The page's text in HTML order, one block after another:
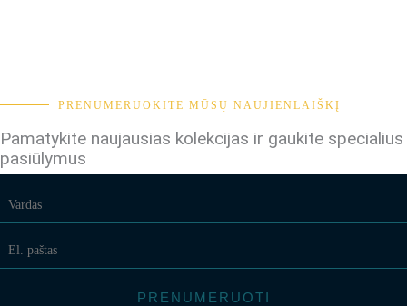
PRENUMERUOKITE MŪSŲ NAUJIENLAIŠKĮ
Pamatykite naujausias kolekcijas ir gaukite specialius
pasiūlymus
PRENUMERUOTI